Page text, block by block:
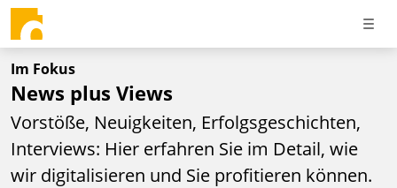
Im Fokus
News plus Views
Vorstöße, Neuigkeiten, Erfolgsgeschichten,
Interviews: Hier erfahren Sie im Detail, wie
wir digitalisieren und Sie profitieren können.